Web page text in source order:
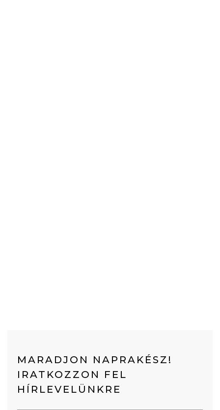
MARADJON NAPRAKÉSZ!
IRATKOZZON FEL
HÍRLEVELÜNKRE